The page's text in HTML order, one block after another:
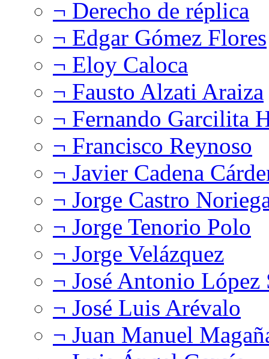
¬ Derecho de réplica
¬ Edgar Gómez Flores
¬ Eloy Caloca
¬ Fausto Alzati Araiza
¬ Fernando Garcilita
¬ Francisco Reynoso
¬ Javier Cadena
¬ Jorge Castro
¬ Jorge Tenorio Polo
¬ Jorge Velázquez
¬ José Antonio López
¬ José Luis Arévalo
¬ Juan Manuel